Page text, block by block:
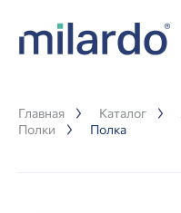
Главная Каталог
Полки
Полка